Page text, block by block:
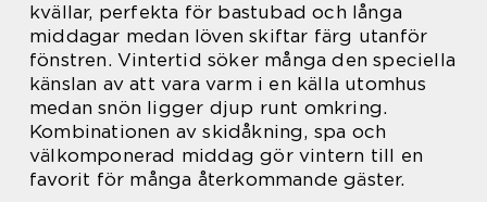
kvällar, perfekta för bastubad och långa
middagar medan löven skiftar färg utanför
fönstren. Vintertid söker många den speciella
känslan av att vara varm i en källa utomhus
medan snön ligger djup runt omkring.
Kombinationen av skidåkning, spa och
välkomponerad middag gör vintern till en
favorit för många återkommande gäster.